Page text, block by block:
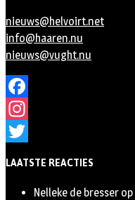
nieuws@helvoirt.net
info@haaren.nu
nieuws@vught.nu
Facebook
Instagram
LAATSTE REACTIES
Nelleke de bresser op